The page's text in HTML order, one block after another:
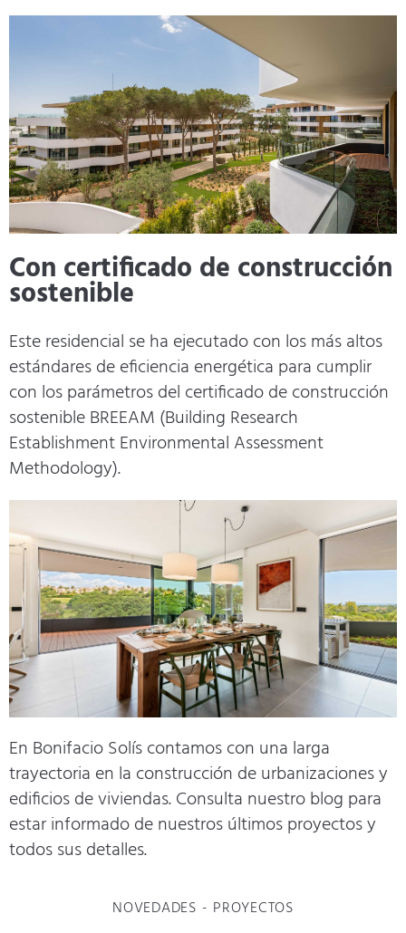
Con certificado de construcción
sostenible
Este residencial se ha ejecutado con los más altos
estándares de eficiencia energética para cumplir
con los parámetros del certificado de construcción
sostenible BREEAM (Building Research
Establishment Environmental Assessment
Methodology).
En Bonifacio Solís contamos con una larga
trayectoria en la construcción de urbanizaciones y
edificios de viviendas. Consulta nuestroblog para
estar informado de nuestros últimos proyectos y
todos sus detalles.
NOVEDADES - PROYECTOS